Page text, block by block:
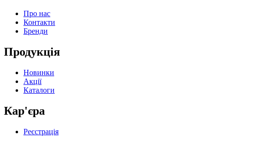
Про нас
Контакти
Бренди
Продукція
Новинки
Акції
Каталоги
Кар'єра
Реєстрація